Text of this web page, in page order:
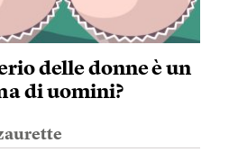
delle donne è un
di uomini?